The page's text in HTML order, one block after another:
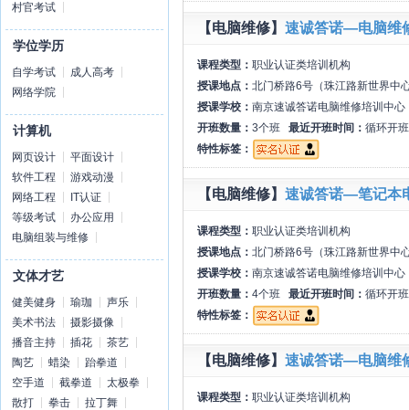
村官考试
学位学历
自学考试
成人高考
网络学院
计算机
网页设计
平面设计
软件工程
游戏动漫
网络工程
IT认证
等级考试
办公应用
电脑组装与维修
文体才艺
健美健身 瑜珈
声乐
美术书法
摄影摄像
播音主持
插花
茶艺
陶艺
蜡染
跆拳道
空手道
截拳道
太极拳
散打
拳击 拉丁舞
【电脑维修】 速诚答诺—电脑维
课程类型： 职业认证类培训机构
授课地点： 北门桥路6号（珠江路新世界中
授课学校： 南京速诚答诺电脑维修培训中心
开班数量： 3个班 最近开班时间： 循环开班
特性标签：
【电脑维修】 速诚答诺—笔记本
课程类型： 职业认证类培训机构
授课地点： 北门桥路6号（珠江路新世界中
授课学校： 南京速诚答诺电脑维修培训中心
开班数量： 4个班 最近开班时间： 循环开班
特性标签：
【电脑维修】 速诚答诺—电脑维
课程类型： 职业认证类培训机构